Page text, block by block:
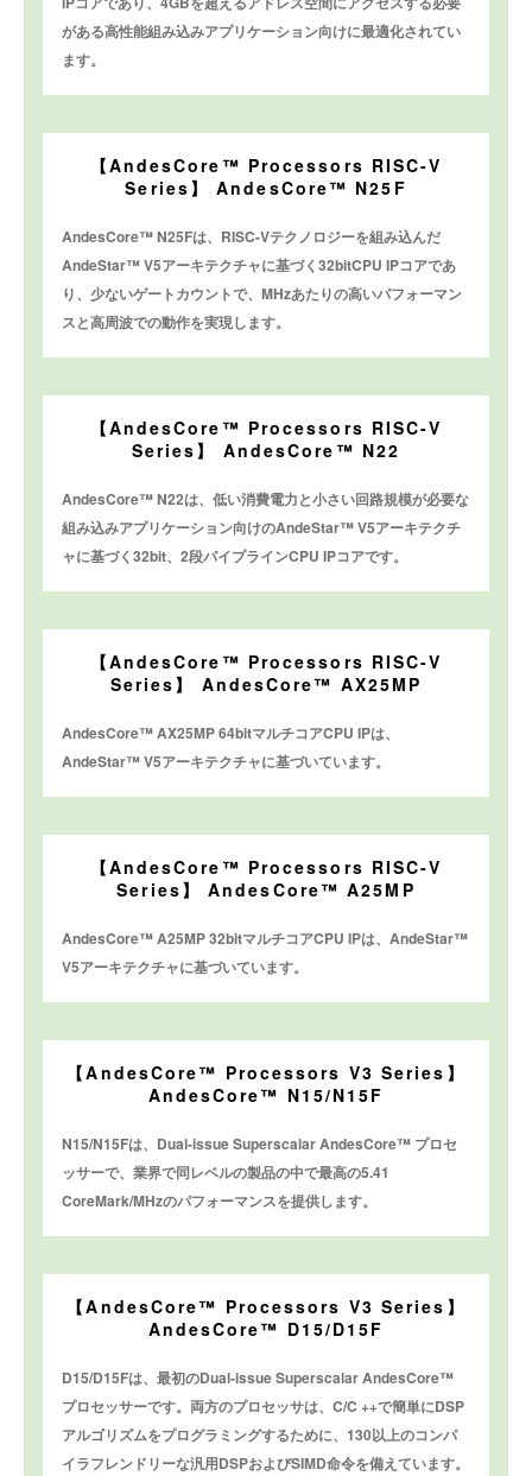
がある高性能組み込みアプリケーション向けに最適化されてい
ます。
【AndesCore™ Processors RISC-V
Series】 AndesCore™ N25F
AndesCore™ N25Fは、RISC-Vテクノロジーを組み込んだ
AndeStar™ V5アーキテクチャに基づく32bitCPU IPコアであ
り、少ないゲートカウントで、MHzあたりの高いパフォーマン
スと高周波での動作を実現します。
【AndesCore™ Processors RISC-V
Series】 AndesCore™ N22
AndesCore™ N22は、低い消費電力と小さい回路規模が必要な
組み込みアプリケーション向けのAndeStar™ V5アーキテクチ
ャに基づく32bit、2段パイプラインCPU IPコアです。
【AndesCore™ Processors RISC-V
Series】 AndesCore™ AX25MP
AndesCore™ AX25MP 64bitマルチコアCPU IPは、
AndeStar™ V5アーキテクチャに基づいています。
【AndesCore™ Processors RISC-V
Series】 AndesCore™ A25MP
AndesCore™ A25MP 32bitマルチコアCPU IPは、AndeStar™
V5アーキテクチャに基づいています。
【AndesCore™ Processors V3 Series】
AndesCore™ N15/N15F
N15/N15Fは、Dual-issue Superscalar AndesCore™ プロセ
ッサーで、業界で同レベルの製品の中で最高の5.41
CoreMark/MHzのパフォーマンスを提供します。
【AndesCore™ Processors V3 Series】
AndesCore™ D15/D15F
D15/D15Fは、最初のDual-issue Superscalar AndesCore™
プロセッサーです。両方のプロセッサは、C/C ++で簡単にDSP
アルゴリズムをプログラミングするために、130以上のコンパ
イラフレンドリーな汎用DSPおよびSIMD命令を備えています。